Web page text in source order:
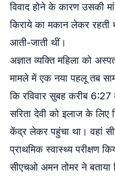
विवाद होने के कारण उसकी
किराये का मकान लेकर
आती-जाती थीं।
अज्ञात व्यक्ति महिला को
मामले में एक नया पहलू तब
कि रविवार सुबह करीब 6:27
सरिता देवी को इलाज के लिए
केंद्र लेकर पहुंचा था। वहां
प्राथमिक स्वास्थ्य परीक्षण
सीएचओ अमन तोमर ने